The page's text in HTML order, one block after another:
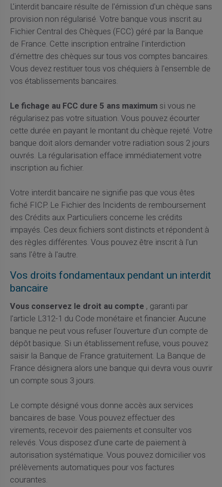
L'interdit bancaire résulte de l'émission d'un chèque sans
provision non régularisé. Votre banque vous inscrit au
Fichier Central des Chèques (FCC) géré par la Banque
de France. Cette inscription entraîne l'interdiction
d'émettre des chèques sur tous vos comptes bancaires.
Vous devez restituer tous vos chéquiers à l'ensemble de
vos établissements bancaires.
Le fichage au FCC dure 5 ans maximumsi vous ne
régularisez pas votre situation. Vous pouvez écourter
cette durée en payant le montant du chèque rejeté. Votre
banque doit alors demander votre radiation sous 2 jours
ouvrés. La régularisation efface immédiatement votre
inscription au fichier.
Votre interdit bancaire ne signifie pas que vous êtes
fiché FICP. Le Fichier des Incidents de remboursement
des Crédits aux Particuliers concerne les crédits
impayés. Ces deux fichiers sont distincts et répondent à
des règles différentes. Vous pouvez être inscrit à l'un
sans l'être à l'autre.
Vos droits fondamentaux pendant un interdit
bancaire
Vous conservez le droit au compte , garanti par
l'article L312-1 du Code monétaire et financier. Aucune
banque ne peut vous refuser l'ouverture d'un compte de
dépôt basique. Si un établissement refuse, vous pouvez
saisir la Banque de France gratuitement. La Banque de
France désignera alors une banque qui devra vous ouvrir
un compte sous 3 jours.
Le compte désigné vous donne accès aux services
bancaires de base. Vous pouvez effectuer des
virements, recevoir des paiements et consulter vos
relevés. Vous disposez d'une carte de paiement à
autorisation systématique. Vous pouvez domicilier vos
prélèvements automatiques pour vos factures
courantes.